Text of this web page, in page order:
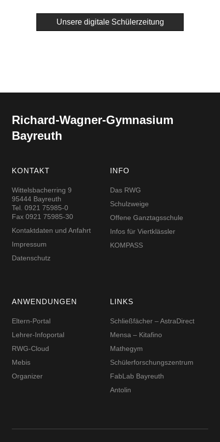
Unsere digitale Schülerzeitung
Richard-​​Wagner-​​Gymnasium
Bayreuth
KONTAKT
Wittelsbacherring 9
95444 Bayreuth
Tel. 0921 75985-0
Fax 0921 75985-30
Kontaktdaten und Anfahrt
Impressum
Datenschutz
INFO
Das RWG
Schulzweige
Offene Ganztagsschule
Infos für Viertklässler
KOMPASS
ANWENDUNGEN
Eltern-Portal
Lehrer-Infoportal
RWG-Cloud
Mebis
Organizer
LINKS
Schließfächer – AstraDirect
Mensa – Kitafino
Mathegym
Schüler­for­schungs­zentrum
FabLab Bayreuth
Antolin